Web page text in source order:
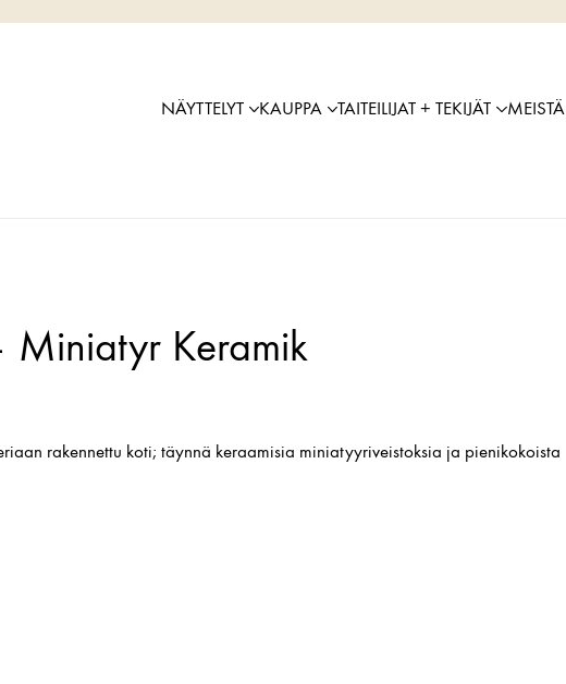
NÄYTTELYT KAUPPA TAITEILIJAT + TEKIJÄT MEISTÄ
Keramik
rakennettu koti; täynnä keraamisia miniatyyriveistoksia ja pienikokoista